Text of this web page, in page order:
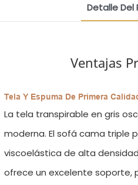
Detalle Del
Ventajas
Tela Y Espuma De Primera
La tela transpirable en gris
moderna. El sofá cama triple
viscoelástica de alta
ofrece un excelente soporte,